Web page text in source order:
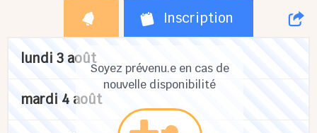
Inscription
Soyez prévenu.e en cas de
nouvelle disponibilité
lundi 3 août
mardi 4 août